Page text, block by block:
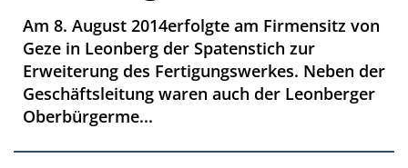
Am 8. August 2014erfolgte am Firmensitz von
Geze in Leonberg der Spatenstich zur
Erweiterung des Fertigungswerkes. Neben der
Geschäftsleitung waren auch der Leonberger
Oberbürgerme...